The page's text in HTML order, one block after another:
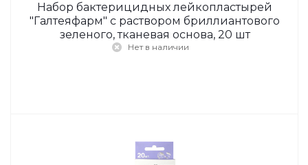
Набор бактерицидных лейкопластырей
"Галтеяфарм" с раствором бриллиантового
зеленого, тканевая основа, 20 шт
Нет в наличии